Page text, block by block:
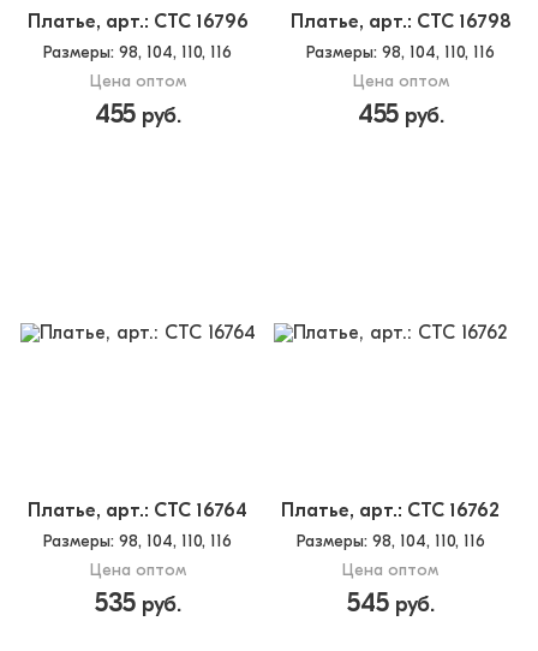
Платье, арт.: CTC 16796
Размеры: 98, 104, 110, 116
Цена оптом
455руб.
Платье, арт.: CTC 16798
Размеры: 98, 104, 110, 116
Цена оптом
455руб.
Платье, арт.: CTC 16764
Размеры: 98, 104, 110, 116
Цена оптом
535руб.
Платье, арт.: CTC 16762
Размеры: 98, 104, 110, 116
Цена оптом
545руб.